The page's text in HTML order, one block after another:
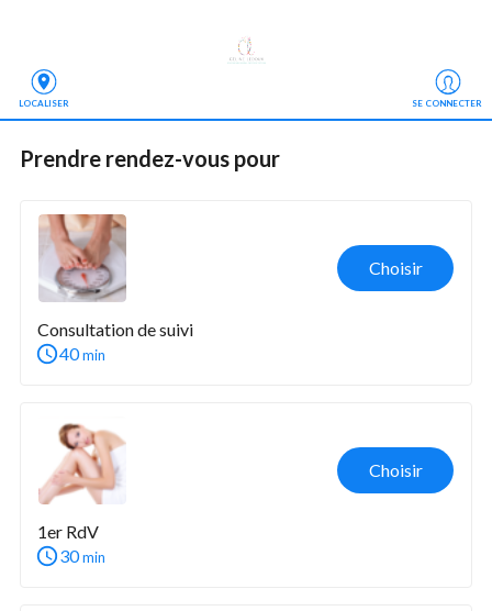
LOCALISER SE CONNECTER
Prendre rendez-vous pour
Choisir
Consultation de suivi
40min
Choisir
1er RdV
30min